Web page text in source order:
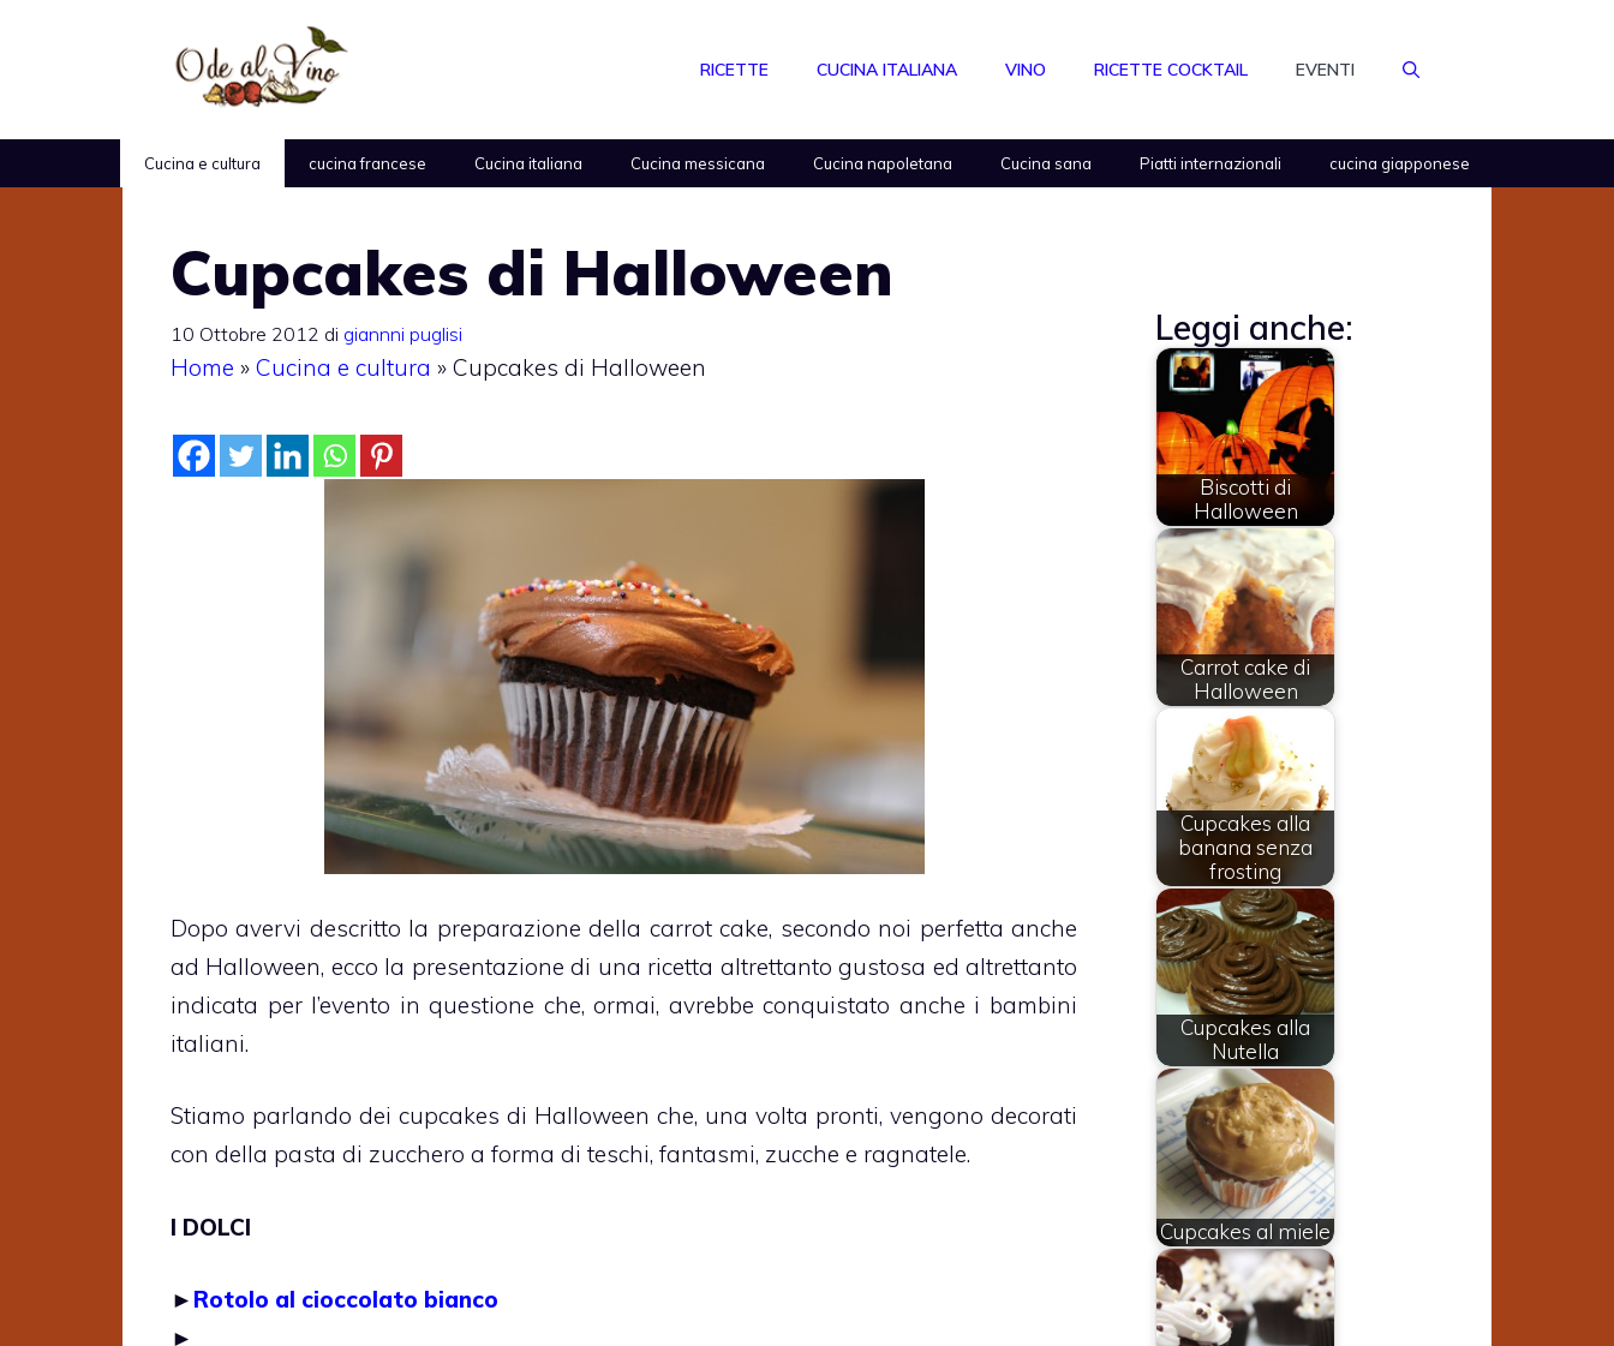
RICETTE CUCINA ITALIANA VINO RICETTE COCKTAIL EVENTI
Cucina e cultura cucina francese Cucina italiana Cucina messicana Cucina napoletana Cucina sana Piatti internazionali cucina giapponese
Cupcakes di Halloween
10 Ottobre 2012 di giannni puglisi
Home » Cucina e cultura » Cupcakes di Halloween
Dopo avervi descritto la preparazione della carrot cake, secondo noi perfetta anche
ad Halloween, ecco la presentazione di una ricetta altrettanto gustosa ed altrettanto
indicata per l’evento in questione che, ormai, avrebbe conquistato anche i bambini
italiani.
Stiamo parlando dei cupcakes di Halloween che, una volta pronti, vengono decorati
con della pasta di zucchero a forma di teschi, fantasmi, zucche e ragnatele.
I DOLCI
► Rotolo al cioccolato bianco
►
Leggi anche:
Biscotti di
Halloween
Carrot cake di
Halloween
Cupcakes alla
banana senza
frosting
Cupcakes alla
Nutella
Cupcakes al miele